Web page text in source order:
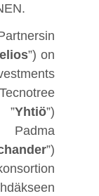
”) on
”Yhtiö”)
”)